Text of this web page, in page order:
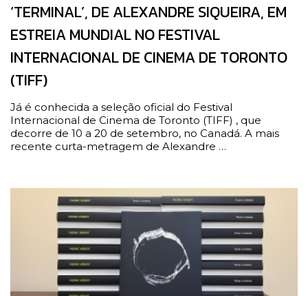
‘TERMINAL’, DE ALEXANDRE SIQUEIRA, EM
ESTREIA MUNDIAL NO FESTIVAL
INTERNACIONAL DE CINEMA DE TORONTO
(TIFF)
Já é conhecida a seleção oficial do Festival
Internacional de Cinema de Toronto (TIFF) , que
decorre de 10 a 20 de setembro, no Canadá. A mais
recente curta-metragem de Alexandre …